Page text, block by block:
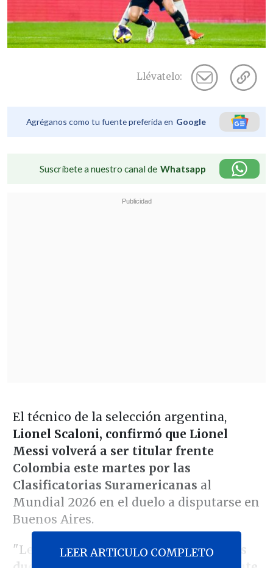
Llévatelo:
Agréganos como tu fuente preferida en Google
Suscríbete a nuestro canal de Whatsapp
El técnico de la selección argentina,
Lionel Scaloni, confirmó que Lionel
Messi volverá a ser titular frente
Colombia este martes por las
Clasificatorias Suramericanas al
Mundial 2026 en el duelo a disputarse en
Buenos Aires.
"Leo va a jugar de entrada.No tenemos
LEER ARTICULO COMPLETO